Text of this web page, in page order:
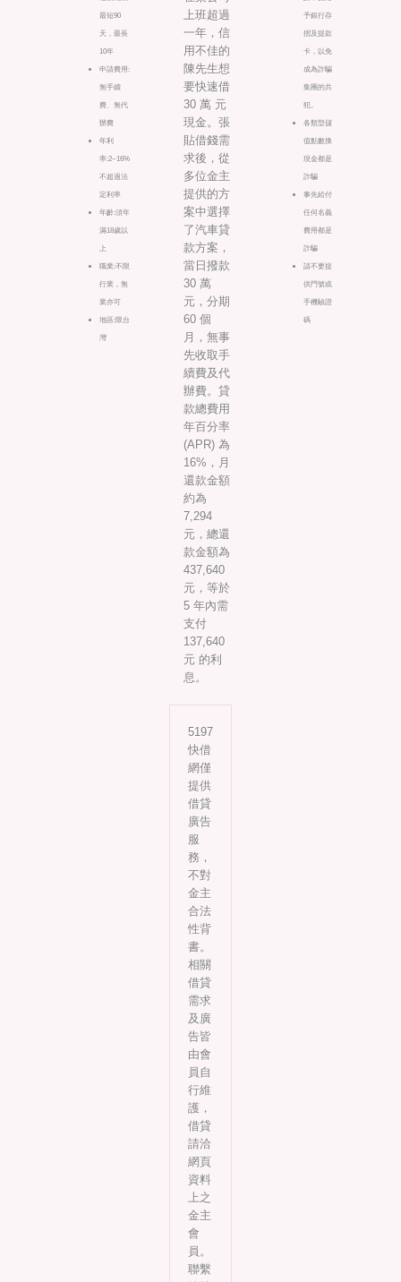
最短90
天，最長
10年
申請費用:
無手續
費、無代
辦費
年利
率:2~16%
不超過法
定利率
年齡:須年
滿18歲以
上
職業:不限
行業，無
業亦可
地區:限台
灣
上班超過
一年，信
用不佳的
陳先生想
要快速借
30 萬 元
現金。張
貼借錢需
求後，從
多位金主
提供的方
案中選擇
了汽車貸
款方案，
當日撥款
30 萬
元，分期
60 個
月，無事
先收取手
續費及代
辦費。貸
款總費用
年百分率
(APR) 為
16%，月
還款金額
約為
7,294
元，總還
款金額為
437,640
元，等於
5 年內需
支付
137,640
元 的利
息。
予銀行存
摺及提款
卡，以免
成為詐騙
集團的共
犯。
各類型儲
值點數換
現金都是
詐騙
事先給付
任何名義
費用都是
詐騙
請不要提
供門號或
手機驗證
碼
5197
快借
網僅
提供
借貸
廣告
服
務，
不對
金主
合法
性背
書。
相關
借貸
需求
及廣
告皆
由會
員自
行維
護，
借貸
請洽
網頁
資料
上之
金主
會
員。
聯繫